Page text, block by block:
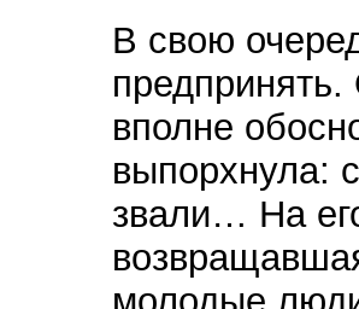
В свою
вполне
выпорхнула:
звали… На